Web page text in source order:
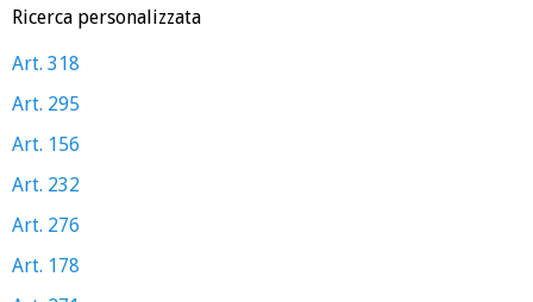
Ricerca personalizzata
Art. 318
Art. 295
Art. 156
Art. 232
Art. 276
Art. 178